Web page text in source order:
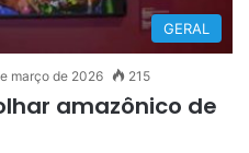
GERAL
março de 2026 215
amazônico de